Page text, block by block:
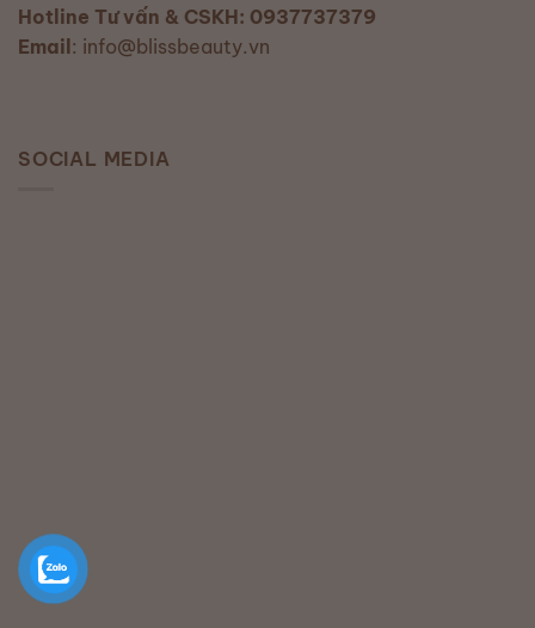
Hotline Tư vấn & CSKH: 0937737379
Email: info@blissbeauty.vn
SOCIAL MEDIA